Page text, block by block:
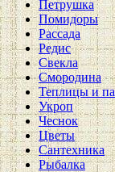
Петрушка
Помидоры
Рассада
Редис
Свекла
Смородина
Теплицы и
Укроп
Чеснок
Цветы
Сантехника
Рыбалка